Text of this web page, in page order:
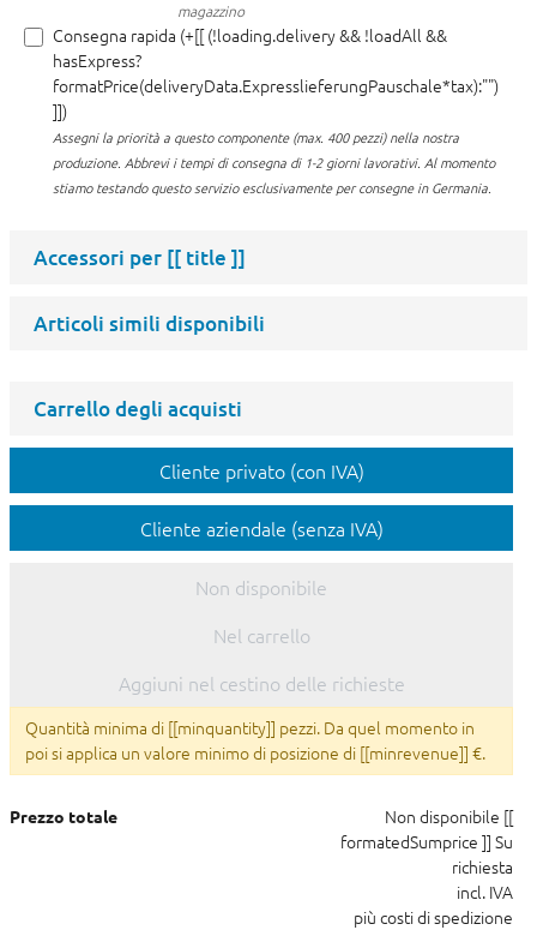
magazzino
Consegna rapida (+[[ (!loading.delivery && !loadAll &&
hasExpress?
formatPrice(deliveryData.ExpresslieferungPauschale*tax):"")
]])
Assegni la priorità a questo componente (max. 400 pezzi) nella nostra
produzione. Abbrevi i tempi di consegna di 1-2 giorni lavorativi. Al momento
stiamo testando questo servizio esclusivamente per consegne in Germania.
Accessori per [[ title ]]
Articoli simili disponibili
Carrello degli acquisti
Cliente privato (con IVA)
Cliente aziendale (senza IVA)
Non disponibile
Nel carrello
Aggiuni nel cestino delle richieste
Quantità minima di [[minquantity]] pezzi. Da quel momento in
poi si applica un valore minimo di posizione di [[minrevenue]] €.
Prezzo totale Non disponibile [[
formatedSumprice ]] Su
richiesta
incl. IVA
più costi di spedizione